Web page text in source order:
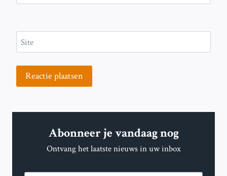
Site
Abonneer je vandaag nog
Ontvang het laatste nieuws in uw inbox